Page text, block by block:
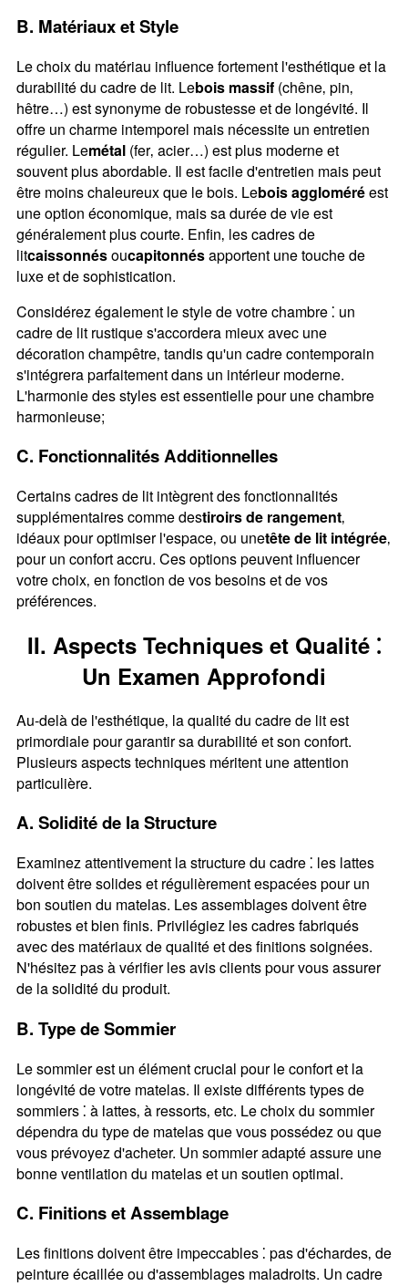
B. Matériaux et Style
Le choix du matériau influence fortement l'esthétique et la
durabilité du cadre de lit. Lebois massif(chêne‚ pin‚
hêtre…) est synonyme de robustesse et de longévité. Il
offre un charme intemporel mais nécessite un entretien
régulier. Lemétal(fer‚ acier…) est plus moderne et
souvent plus abordable. Il est facile d'entretien mais peut
être moins chaleureux que le bois. Lebois aggloméréest
une option économique‚ mais sa durée de vie est
généralement plus courte. Enfin‚ les cadres de
litcaissonnésoucapitonnésapportent une touche de
luxe et de sophistication.
Considérez également le style de votre chambre ⁚ un
cadre de lit rustique s'accordera mieux avec une
décoration champêtre‚ tandis qu'un cadre contemporain
s'intégrera parfaitement dans un intérieur moderne.
L'harmonie des styles est essentielle pour une chambre
harmonieuse;
C. Fonctionnalités Additionnelles
Certains cadres de lit intègrent des fonctionnalités
supplémentaires comme destiroirs de rangement‚
idéaux pour optimiser l'espace‚ ou unetête de lit intégrée‚
pour un confort accru. Ces options peuvent influencer
votre choix‚ en fonction de vos besoins et de vos
préférences.
II. Aspects Techniques et Qualité ⁚
Un Examen Approfondi
Au-delà de l'esthétique‚ la qualité du cadre de lit est
primordiale pour garantir sa durabilité et son confort.
Plusieurs aspects techniques méritent une attention
particulière.
A. Solidité de la Structure
Examinez attentivement la structure du cadre ⁚ les lattes
doivent être solides et régulièrement espacées pour un
bon soutien du matelas. Les assemblages doivent être
robustes et bien finis. Privilégiez les cadres fabriqués
avec des matériaux de qualité et des finitions soignées.
N'hésitez pas à vérifier les avis clients pour vous assurer
de la solidité du produit.
B. Type de Sommier
Le sommier est un élément crucial pour le confort et la
longévité de votre matelas. Il existe différents types de
sommiers ⁚ à lattes‚ à ressorts‚ etc. Le choix du sommier
dépendra du type de matelas que vous possédez ou que
vous prévoyez d'acheter. Un sommier adapté assure une
bonne ventilation du matelas et un soutien optimal.
C. Finitions et Assemblage
Les finitions doivent être impeccables ⁚ pas d'échardes‚ de
peinture écaillée ou d'assemblages maladroits. Un cadre